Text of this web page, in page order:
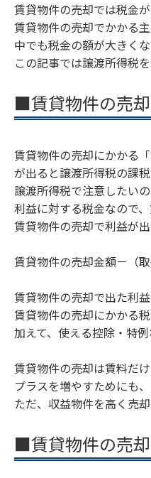
賃貸物件の売却では税金が
賃貸物件の売却でかかる
中でも税金の額が大きく
この記事では譲渡所得税
■賃貸物件の売
賃貸物件の売却にかかる
が出ると譲渡所得税の課税
譲渡所得税で注意したい
利益に対する税金なので
賃貸物件の売却で利益が
賃貸物件の売却金額－（取
賃貸物件の売却で出た利
賃貸物件の売却にかかる
加えて、使える控除・特
賃貸物件の売却は賃料だ
プラスを増やすためにも
ただ、収益物件を高く売
■賃貸物件の売